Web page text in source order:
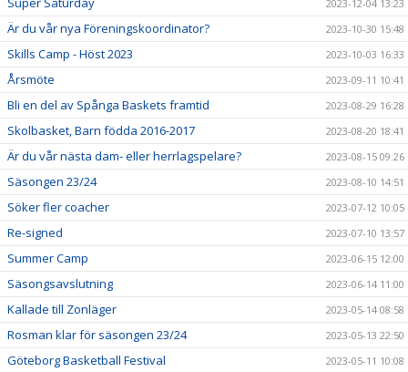
2023-12-04 13:23
Är du vår nya Föreningskoordinator? 2023-10-30 15:48
Skills Camp - Höst 2023 2023-10-03 16:33
Årsmöte 2023-09-11 10:41
Bli en del av Spånga Baskets framtid 2023-08-29 16:28
Skolbasket, Barn födda 2016-2017 2023-08-20 18:41
Är du vår nästa dam- eller herrlagspelare? 2023-08-15 09:26
Säsongen 23/24 2023-08-10 14:51
Söker fler coacher 2023-07-12 10:05
Re-signed 2023-07-10 13:57
Summer Camp 2023-06-15 12:00
Säsongsavslutning 2023-06-14 11:00
Kallade till Zonläger 2023-05-14 08:58
Rosman klar för säsongen 23/24 2023-05-13 22:50
Göteborg Basketball Festival 2023-05-11 10:08